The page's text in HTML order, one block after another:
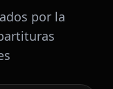
por la